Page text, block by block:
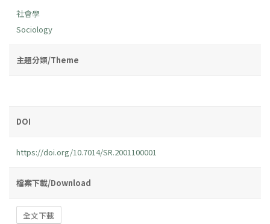
社會學
Sociology
主題分類/Theme
DOI
https://doi.org/10.7014/SR.2001100001
檔案下載/Download
全文下載